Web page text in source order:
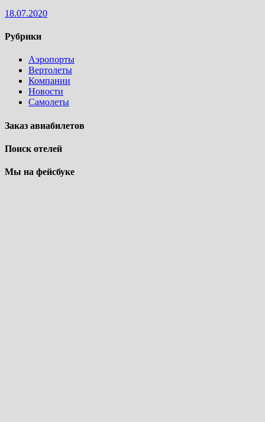
18.07.2020
Рубрики
Аэропорты
Вертолеты
Компании
Новости
Самолеты
Заказ авиабилетов
Поиск отелей
Мы на фейсбуке